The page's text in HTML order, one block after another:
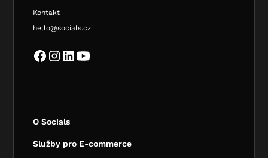
Kontakt
hello@socials.cz
O Socials
Služby pro E-commerce